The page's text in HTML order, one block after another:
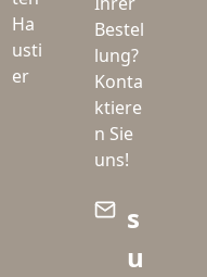
Ha
usti
er
Bestel
lung?
Konta
ktiere
n Sie
uns!
s
u